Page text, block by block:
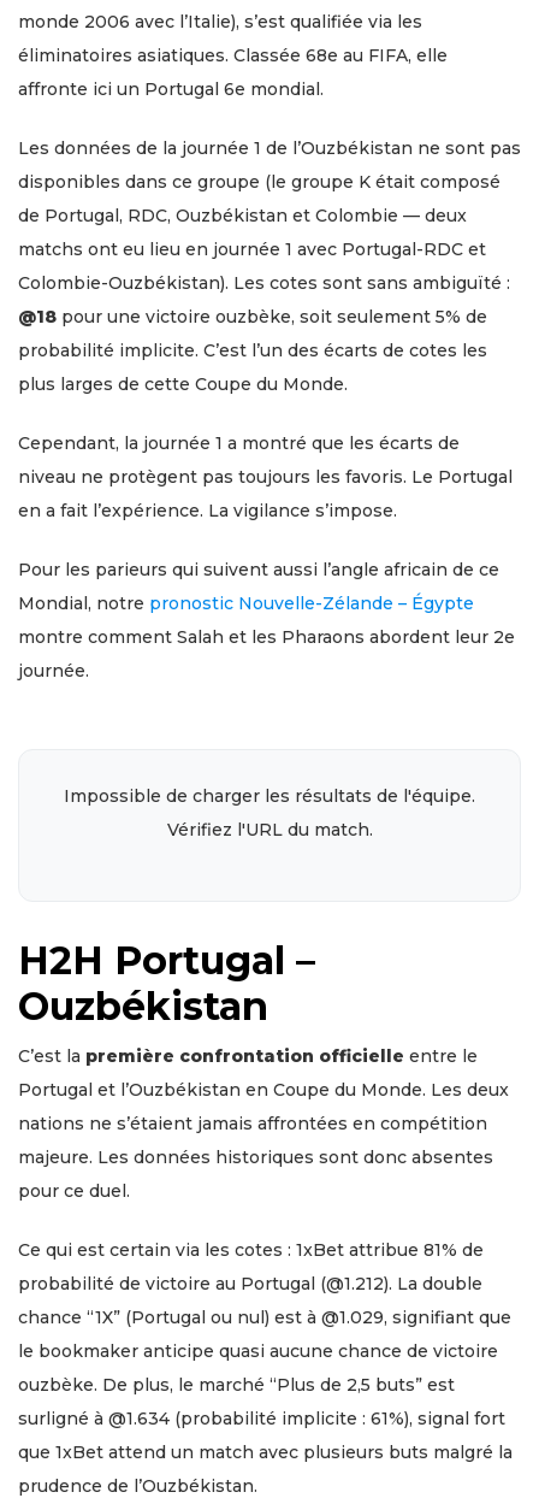
monde 2006 avec l’Italie), s’est qualifiée via les
éliminatoires asiatiques. Classée 68e au FIFA, elle
affronte ici un Portugal 6e mondial.
Les données de la journée 1 de l’Ouzbékistan ne sont pas
disponibles dans ce groupe (le groupe K était composé
de Portugal, RDC, Ouzbékistan et Colombie — deux
matchs ont eu lieu en journée 1 avec Portugal-RDC et
Colombie-Ouzbékistan). Les cotes sont sans ambiguïté :
@18 pour une victoire ouzbèke, soit seulement 5% de
probabilité implicite. C’est l’un des écarts de cotes les
plus larges de cette Coupe du Monde.
Cependant, la journée 1 a montré que les écarts de
niveau ne protègent pas toujours les favoris. Le Portugal
en a fait l’expérience. La vigilance s’impose.
Pour les parieurs qui suivent aussi l’angle africain de ce
Mondial, notre pronostic Nouvelle-Zélande – Égypte
montre comment Salah et les Pharaons abordent leur 2e
journée.
Impossible de charger les résultats de l'équipe.
Vérifiez l'URL du match.
H2H Portugal –
Ouzbékistan
C’est la première confrontation officielle entre le
Portugal et l’Ouzbékistan en Coupe du Monde. Les deux
nations ne s’étaient jamais affrontées en compétition
majeure. Les données historiques sont donc absentes
pour ce duel.
Ce qui est certain via les cotes : 1xBet attribue 81% de
probabilité de victoire au Portugal (@1.212). La double
chance “1X” (Portugal ou nul) est à @1.029, signifiant que
le bookmaker anticipe quasi aucune chance de victoire
ouzbèke. De plus, le marché “Plus de 2,5 buts” est
surligné à @1.634 (probabilité implicite : 61%), signal fort
que 1xBet attend un match avec plusieurs buts malgré la
prudence de l’Ouzbékistan.